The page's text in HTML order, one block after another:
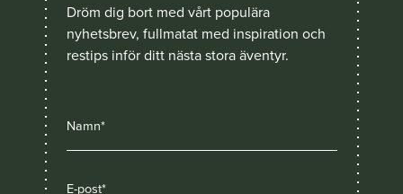
Dröm dig bort med vårt populära
nyhetsbrev, fullmatat med inspiration och
restips inför ditt nästa stora äventyr.